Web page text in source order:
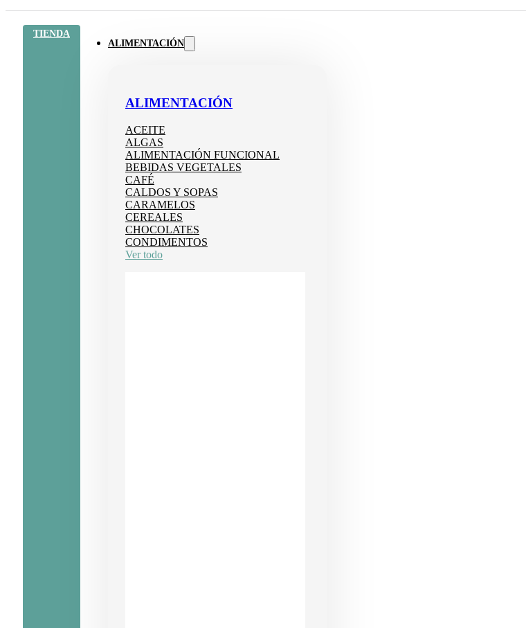
TIENDA
ALIMENTACIÓN
ALIMENTACIÓN
ACEITE
ALGAS
ALIMENTACIÓN FUNCIONAL
BEBIDAS VEGETALES
CAFÉ
CALDOS Y SOPAS
CARAMELOS
CEREALES
CHOCOLATES
CONDIMENTOS
Ver todo